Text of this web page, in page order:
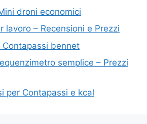
droni economici
lavoro – Recensioni e Prezzi
bennet
semplice – Prezzi
per Contapassi e kcal